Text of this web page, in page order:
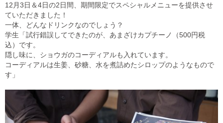
12月3日＆4日の2日間、期間限定でスペシャルメニューを提供させ
ていただきました！
一体、どんなドリンクなのでしょう？
学生「試行錯誤してできたのが、あまざけカプチーノ（500円税
込）です。
隠し味に、ショウガのコーディアルも入れています。
コーディアルは生姜、砂糖、水を煮詰めたシロップのようなもので
す」